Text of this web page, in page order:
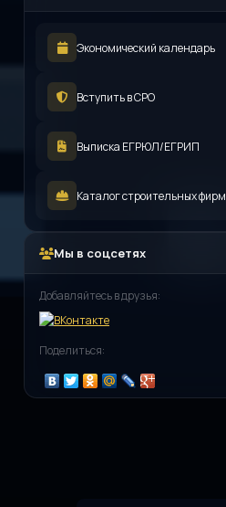
Экономический календарь
Вступить в СРО
Выписка ЕГРЮЛ/ЕГРИП
Каталог строительных фирм
Мы в соцсетях
Добавляйтесь в друзья:
Поделиться: